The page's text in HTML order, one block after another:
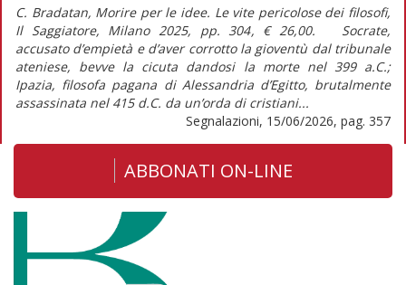
C. Bradatan, Morire per le idee. Le vite pericolose dei filosofi,
Il Saggiatore, Milano 2025, pp. 304, € 26,00. Socrate,
accusato d’empietà e d’aver corrotto la gioventù dal tribunale
ateniese, bevve la cicuta dandosi la morte nel 399 a.C.;
Ipazia, filosofa pagana di Alessandria d’Egitto, brutalmente
assassinata nel 415 d.C. da un’orda di cristiani...
Segnalazioni, 15/06/2026, pag. 357
ABBONATI ON-LINE